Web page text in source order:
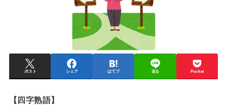
ポスト シェア はてブ 送る Pocket
【四字熟語】